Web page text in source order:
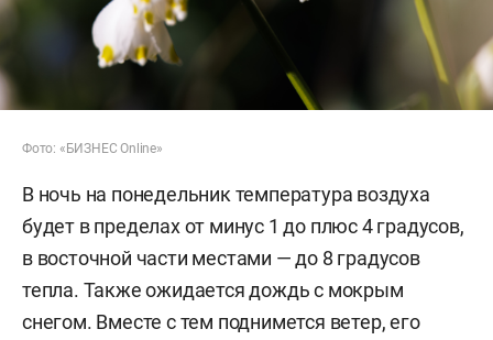
Фото: «БИЗНЕС Online»
В ночь на понедельник температура воздуха
будет в пределах от минус 1 до плюс 4 градусов,
в восточной части местами — до 8 градусов
тепла. Также ожидается дождь с мокрым
снегом. Вместе с тем поднимется ветер, его